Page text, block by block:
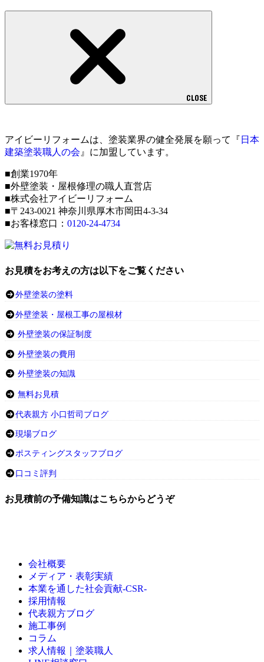
CLOSE
アイビーリフォームは、塗装業界の健全発展を願って『 日本
建築塗装職人の会 』に加盟しています。
■創業1970年
■外壁塗装・屋根修理の職人直営店
■株式会社アイビーリフォーム
■〒243-0021 神奈川県厚木市岡田4-3-34
■お客様窓口： 0120-24-4734
お見積をお考えの方は以下をご覧ください
外壁塗装の塗料
外壁塗装・屋根工事の屋根材
外壁塗装の保証制度
外壁塗装の費用
外壁塗装の知識
無料お見積
代表親方 小口哲司ブログ
現場ブログ
ポスティングスタッフブログ
口コミ評判
お見積前の予備知識はこちらからどうぞ
会社概要
メディア・表彰実績
本業を通した社会貢献-CSR-
採用情報
代表親方ブログ
施工事例
コラム
求人情報｜塗装職人